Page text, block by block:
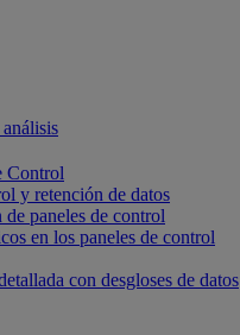
Control
y retención de datos
paneles de control
en los paneles de control
con desgloses de datos